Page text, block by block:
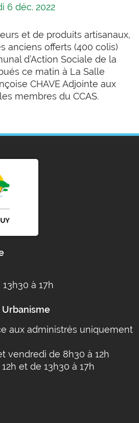
6 déc. 2022
et de produits artisanaux,
anciens offerts (400 colis)
d’Action Sociale de la
ce matin à La Salle
CHAVE Adjointe aux
membres du CCAS.
à 17h
Urbanisme
aux administrés uniquement
vendredi de 8h30 à 12h
et de 13h30 à 17h